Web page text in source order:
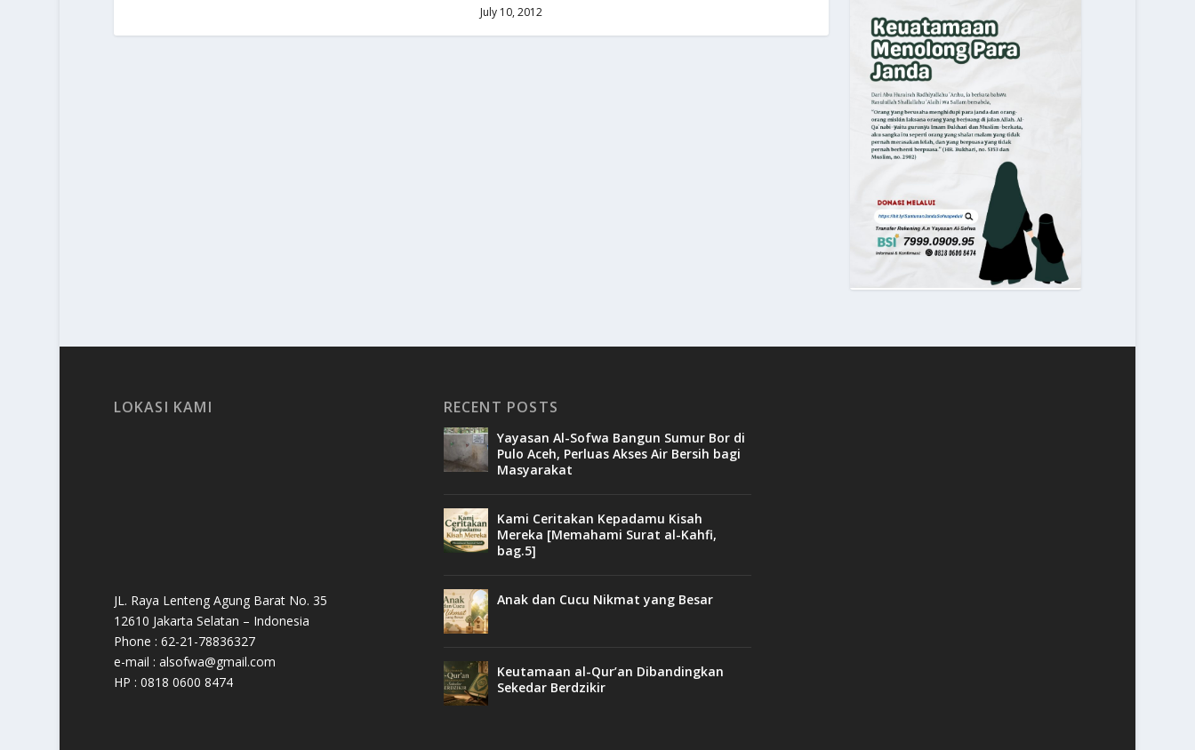
July 10, 2012
LOKASI KAMI
JL. Raya Lenteng Agung Barat No. 35
12610 Jakarta Selatan – Indonesia
Phone : 62-21-78836327
e-mail : alsofwa@gmail.com
HP : 0818 0600 8474
RECENT POSTS
Yayasan Al-Sofwa Bangun Sumur Bor di
Pulo Aceh, Perluas Akses Air Bersih bagi
Masyarakat
Kami Ceritakan Kepadamu Kisah
Mereka [Memahami Surat al-Kahfi,
bag.5]
Anak dan Cucu Nikmat yang Besar
Keutamaan al-Qur’an Dibandingkan
Sekedar Berdzikir